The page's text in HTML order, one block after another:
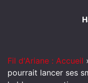
Fil d'Ariane : Accueil
pourrait lancer ses